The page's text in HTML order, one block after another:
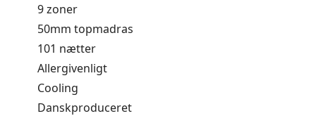
9 zoner
50mm topmadras
101 nætter
Allergivenligt
Cooling
Danskproduceret